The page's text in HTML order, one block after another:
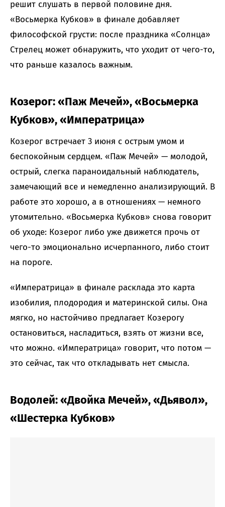
решит слушать в первой половине дня.
«Восьмерка Кубков» в финале добавляет
философской грусти: после праздника «Солнца»
Стрелец может обнаружить, что уходит от чего-то,
что раньше казалось важным.
Козерог: «Паж Мечей», «Восьмерка
Кубков», «Императрица»
Козерог встречает 3 июня с острым умом и
беспокойным сердцем. «Паж Мечей» — молодой,
острый, слегка параноидальный наблюдатель,
замечающий все и немедленно анализирующий. В
работе это хорошо, а в отношениях — немного
утомительно. «Восьмерка Кубков» снова говорит
об уходе: Козерог либо уже движется прочь от
чего-то эмоционально исчерпанного, либо стоит
на пороге.
«Императрица» в финале расклада это карта
изобилия, плодородия и материнской силы. Она
мягко, но настойчиво предлагает Козерогу
остановиться, насладиться, взять от жизни все,
что можно. «Императрица» говорит, что потом —
это сейчас, так что откладывать нет смысла.
Водолей: «Двойка Мечей», «Дьявол»,
«Шестерка Кубков»